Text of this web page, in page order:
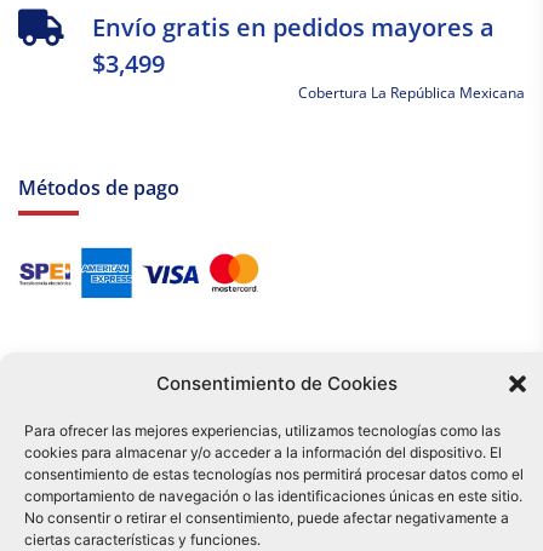
Consentimiento de Cookies
Para ofrecer las mejores experiencias, utilizamos tecnologías como las
cookies para almacenar y/o acceder a la información del dispositivo. El
consentimiento de estas tecnologías nos permitirá procesar datos como el
comportamiento de navegación o las identificaciones únicas en este sitio.
No consentir o retirar el consentimiento, puede afectar negativamente a
ciertas características y funciones.
Envío gratis en pedidos mayores a
$3,499
Cobertura La República Mexicana
Métodos de pago
Tu compra es respaldada por nuestro certificado SSL y operada bajo las
mejores prácticas de seguridad.
Distribuidora Tamex - México
e-commerce